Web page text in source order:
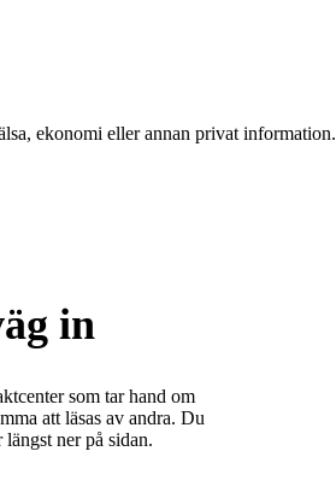
ekonomi eller annan privat information.
in
som tar hand om
att läsas av andra. Du
ner på sidan.